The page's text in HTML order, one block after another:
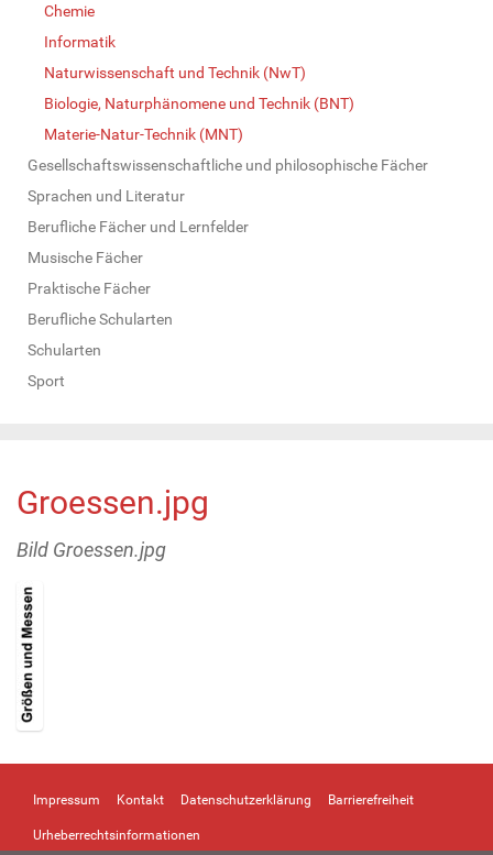
Chemie
Informatik
Naturwissenschaft und Technik (NwT)
Biologie, Naturphänomene und Technik (BNT)
Materie-Natur-Technik (MNT)
Gesellschaftswissenschaftliche und philosophische Fächer
Sprachen und Literatur
Berufliche Fächer und Lernfelder
Musische Fächer
Praktische Fächer
Berufliche Schularten
Schularten
Sport
Groessen.jpg
Bild Groessen.jpg
e
g
e
B
Impressum Kontakt Datenschutzerklärung Barrierefreiheit
Urheberrechtsinformationen